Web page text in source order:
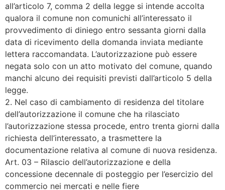
all’articolo 7, comma 2 della legge si intende accolta
qualora il comune non comunichi all’interessato il
provvedimento di diniego entro sessanta giorni dalla
data di ricevimento della domanda inviata mediante
lettera raccomandata. L’autorizzazione può essere
negata solo con un atto motivato del comune, quando
manchi alcuno dei requisiti previsti dall’articolo 5 della
legge.
2. Nel caso di cambiamento di residenza del titolare
dell’autorizzazione il comune che ha rilasciato
l’autorizzazione stessa procede, entro trenta giorni dalla
richiesta dell’interessato, a trasmettere la
documentazione relativa al comune di nuova residenza.
Art. 03 – Rilascio dell’autorizzazione e della
concessione decennale di posteggio per l’esercizio del
commercio nei mercati e nelle fiere